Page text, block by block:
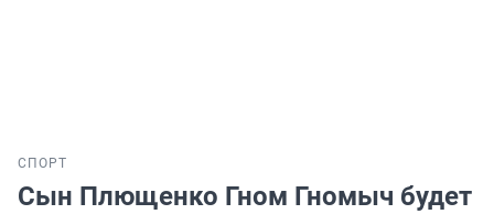
СПОРТ
Сын Плющенко Гном Гномыч будет